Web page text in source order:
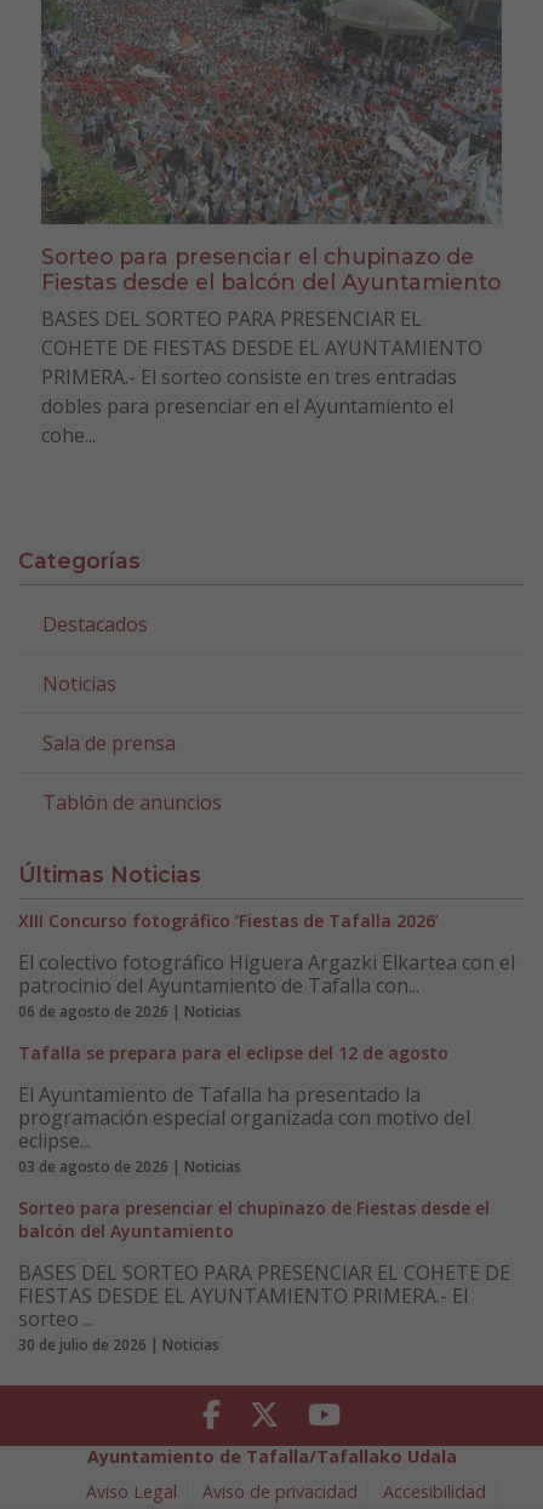
Sorteo para presenciar el chupinazo de
Fiestas desde el balcón del Ayuntamiento
BASES DEL SORTEO PARA PRESENCIAR EL
COHETE DE FIESTAS DESDE EL AYUNTAMIENTO
PRIMERA.- El sorteo consiste en tres entradas
dobles para presenciar en el Ayuntamiento el
cohe...
Categorías
Destacados
Noticias
Sala de prensa
Tablón de anuncios
Últimas Noticias
XIII Concurso fotográfico ‘Fiestas de Tafalla 2026’
El colectivo fotográfico Higuera Argazki Elkartea con el
patrocinio del Ayuntamiento de Tafalla con...
06 de agosto de 2026 | Noticias
Tafalla se prepara para el eclipse del 12 de agosto
El Ayuntamiento de Tafalla ha presentado la
programación especial organizada con motivo del
eclipse...
03 de agosto de 2026 | Noticias
Sorteo para presenciar el chupinazo de Fiestas desde el
balcón del Ayuntamiento
BASES DEL SORTEO PARA PRESENCIAR EL COHETE DE
FIESTAS DESDE EL AYUNTAMIENTO PRIMERA.- El
sorteo ...
30 de julio de 2026 | Noticias
Facebook Twitter Youtube
Ayuntamiento de Tafalla/Tafallako Udala
Aviso Legal
Aviso de privacidad
Accesibilidad